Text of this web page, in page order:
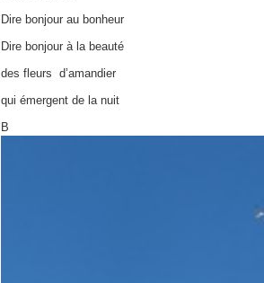
Dire bonjour au bonheur
Dire bonjour à la beauté
des fleurs d’amandier
qui émergent de la nuit
B